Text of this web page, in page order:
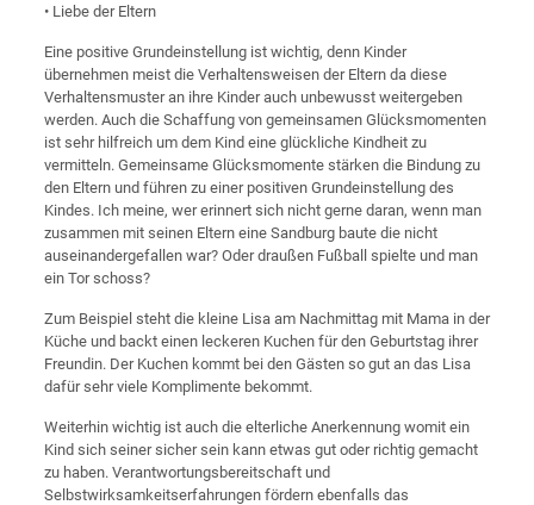
• Liebe der Eltern
Eine positive Grundeinstellung ist wichtig, denn Kinder
übernehmen meist die Verhaltensweisen der Eltern da diese
Verhaltensmuster an ihre Kinder auch unbewusst weitergeben
werden. Auch die Schaffung von gemeinsamen Glücksmomenten
ist sehr hilfreich um dem Kind eine glückliche Kindheit zu
vermitteln. Gemeinsame Glücksmomente stärken die Bindung zu
den Eltern und führen zu einer positiven Grundeinstellung des
Kindes. Ich meine, wer erinnert sich nicht gerne daran, wenn man
zusammen mit seinen Eltern eine Sandburg baute die nicht
auseinandergefallen war? Oder draußen Fußball spielte und man
ein Tor schoss?
Zum Beispiel steht die kleine Lisa am Nachmittag mit Mama in der
Küche und backt einen leckeren Kuchen für den Geburtstag ihrer
Freundin. Der Kuchen kommt bei den Gästen so gut an das Lisa
dafür sehr viele Komplimente bekommt.
Weiterhin wichtig ist auch die elterliche Anerkennung womit ein
Kind sich seiner sicher sein kann etwas gut oder richtig gemacht
zu haben. Verantwortungsbereitschaft und
Selbstwirksamkeitserfahrungen fördern ebenfalls das